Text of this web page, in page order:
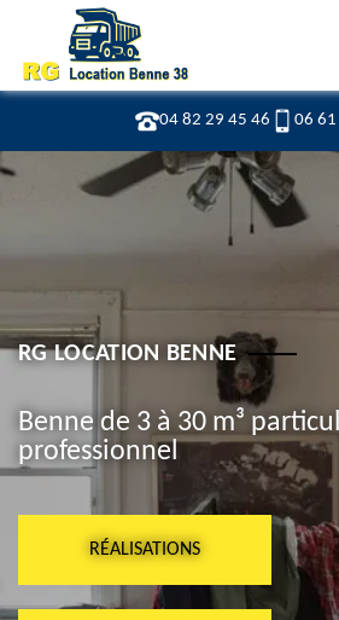
04 82 29 45 46 06 61
RG LOCATION BENNE
Benne de 3 à 30 m³
professionnel
RÉALISATIONS